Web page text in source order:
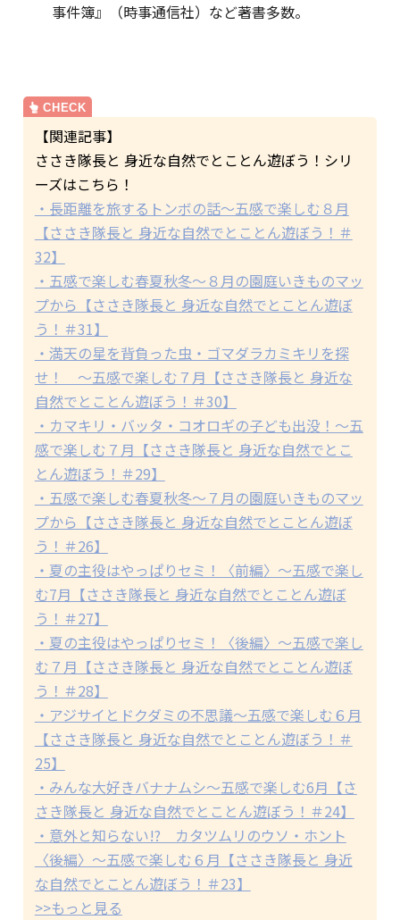
事件簿』（時事通信社）など著書多数。
【関連記事】
ささき隊長と 身近な自然でとことん遊ぼう！シリ
ーズはこちら！
・長距離を旅するトンボの話～五感で楽しむ８月
【ささき隊長と 身近な自然でとことん遊ぼう！＃
32】
・五感で楽しむ春夏秋冬～８月の園庭いきものマッ
プから【ささき隊長と 身近な自然でとことん遊ぼ
う！＃31】
・満天の星を背負った虫・ゴマダラカミキリを探
せ！ ～五感で楽しむ７月【ささき隊長と 身近な
自然でとことん遊ぼう！＃30】
・カマキリ・バッタ・コオロギの子ども出没！～五
感で楽しむ７月【ささき隊長と 身近な自然でとこ
とん遊ぼう！＃29】
・五感で楽しむ春夏秋冬～７月の園庭いきものマッ
プから【ささき隊長と 身近な自然でとことん遊ぼ
う！＃26】
・夏の主役はやっぱりセミ！〈前編〉～五感で楽し
む7月【ささき隊長と 身近な自然でとことん遊ぼ
う！＃27】
・夏の主役はやっぱりセミ！〈後編〉～五感で楽し
む７月【ささき隊長と 身近な自然でとことん遊ぼ
う！＃28】
・アジサイとドクダミの不思議～五感で楽しむ６月
【ささき隊長と 身近な自然でとことん遊ぼう！＃
25】
・みんな大好きバナナムシ～五感で楽しむ6月【さ
さき隊長と 身近な自然でとことん遊ぼう！＃24】
・意外と知らない!? カタツムリのウソ・ホント
〈後編〉～五感で楽しむ６月【ささき隊長と 身近
な自然でとことん遊ぼう！＃23】
>>もっと見る